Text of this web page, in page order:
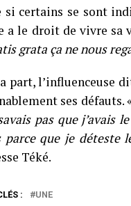
si certains se sont
a le droit de vivre sa
grata ça ne nous
part, l’influenceuse
ses défauts.
pas que j’avais
parce que je déteste
Téké.
: UNE